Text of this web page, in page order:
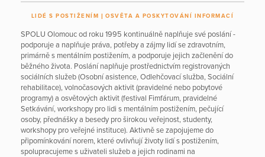
LIDÉ S POSTIŽENÍM OSVĚTA A POSKYTOVÁNÍ INFORMACÍ
SPOLU Olomouc od roku 1995 kontinuálně naplňuje své poslání -
podporuje a naplňuje práva, potřeby a zájmy lidí se zdravotním,
primárně s mentálním postižením, a podporuje jejich začlenění do
běžného života. Poslání naplňuje prostřednictvím registrovaných
sociálních služeb (Osobní asistence, Odlehčovací služba, Sociální
rehabilitace), volnočasových aktivit (pravidelné nebo pobytové
programy) a osvětových aktivit (festival Fimfárum, pravidelné
Setkávání, workshopy pro lidi s mentálním postižením, pečující
osoby, přednášky a besedy pro širokou veřejnost, studenty,
workshopy pro veřejné instituce). Aktivně se zapojujeme do
připomínkování norem, které ovlivňují životy lidí s postižením,
spolupracujeme s uživateli služeb a jejich rodinami na